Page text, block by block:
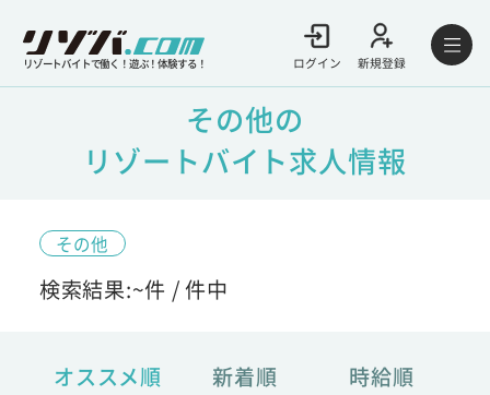
リゾートバイトで働く！遊ぶ！体験する！ ログイン 新規登録
その他の
リゾートバイト求人情報
その他
検索結果:~件 /件中
オススメ順 新着順 時給順